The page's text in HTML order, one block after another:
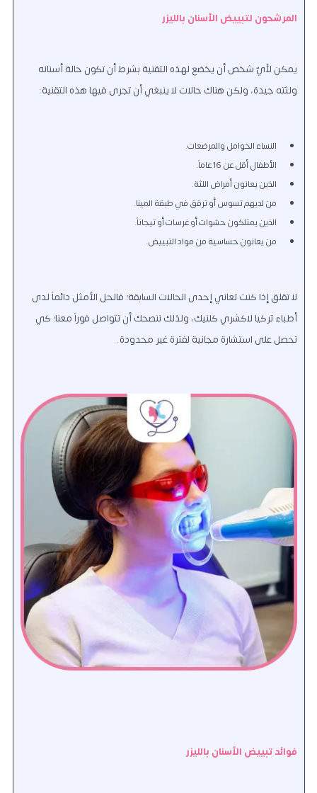
المرشحون لتبييض الأسنان بالليزر
يمكن لأيّ شخص أن يخضع لهذه التقنية بشرط أن تكون حالة أسنانه
ولثته جيدة، ولكن هناك حالات لا ينبغي أن تجرى فيها هذه التقنية:
النساء الحوامل والمرضعات.
الأطفال أقل عن 16 عاماً.
الذين يعانون أمراض اللثة.
من لديهم تسوس أو ترقق في طبقة المينا.
الذين يمتلكون حشوات أو غرسات أو تيجاناً.
من يعانون حساسية من مواد التبييض.
لا تقلق إذا كنت تعاني إحدى الحالات السابقة؛ فالحل الأمثل دائماً لدى
أطباء تركيا لاكشري كلنيك، ولذلك ننصحك أن تتواصل فوراً معنا؛ كي
تحصل على استشارة مجانية لفترة غير محدودة.
فوائد تبييض الأسنان بالليزر